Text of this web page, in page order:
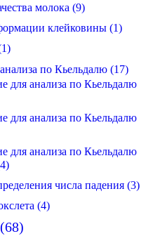
молока (9)
клейковины (1)
по Кьельдалю (17)
для анализа по Кьельдалю
для анализа по Кьельдалю
для анализа по Кьельдалю
числа падения (3)
(4)